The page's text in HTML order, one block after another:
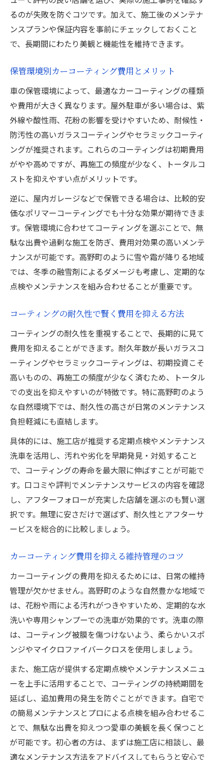
るのが失敗を防ぐコツです。加えて、施工後のメンテナ
ンスプランや保証内容を事前にチェックしておくこと
で、長期間にわたり美観と機能性を維持できます。
保管環境別カーコーティング費用とメリット
車の保管環境によって、最適なカーコーティングの種類
や費用が大きく異なります。屋外駐車が多い場合は、紫
外線や酸性雨、花粉の影響を受けやすいため、耐候性・
防汚性の高いガラスコーティングやセラミックコーティ
ングが推奨されます。これらのコーティングは初期費用
がやや高めですが、再施工の頻度が少なく、トータルコ
ストを抑えやすい点がメリットです。
逆に、屋内ガレージなどで保管できる場合は、比較的安
価なポリマーコーティングでも十分な効果が期待できま
す。保管環境に合わせてコーティングを選ぶことで、無
駄な出費や過剰な施工を防ぎ、費用対効果の高いメンテ
ナンスが可能です。高野町のように雪や霜が降りる地域
では、冬季の融雪剤によるダメージも考慮し、定期的な
点検やメンテナンスを組み合わせることが重要です。
コーティングの耐久性で賢く費用を抑える方法
コーティングの耐久性を重視することで、長期的に見て
費用を抑えることができます。耐久年数が長いガラスコ
ーティングやセラミックコーティングは、初期投資こそ
高いものの、再施工の頻度が少なく済むため、トータル
での支出を抑えやすいのが特徴です。特に高野町のよう
な自然環境下では、耐久性の高さが日常のメンテナンス
負担軽減にも直結します。
具体的には、施工店が推奨する定期点検やメンテナンス
洗車を活用し、汚れや劣化を早期発見・対処すること
で、コーティングの寿命を最大限に伸ばすことが可能で
す。口コミや評判でメンテナンスサービスの内容を確認
し、アフターフォローが充実した店舗を選ぶのも賢い選
択です。無理に安さだけで選ばず、耐久性とアフターサ
ービスを総合的に比較しましょう。
カーコーティング費用を抑える維持管理のコツ
カーコーティングの費用を抑えるためには、日常の維持
管理が欠かせません。高野町のような自然豊かな地域で
は、花粉や雨による汚れがつきやすいため、定期的な水
洗いや専用シャンプーでの洗車が効果的です。洗車の際
は、コーティング被膜を傷つけないよう、柔らかいスポ
ンジやマイクロファイバークロスを使用しましょう。
また、施工店が提供する定期点検やメンテナンスメニュ
ーを上手に活用することで、コーティングの持続期間を
延ばし、追加費用の発生を防ぐことができます。自宅で
の簡易メンテナンスとプロによる点検を組み合わせるこ
とで、無駄な出費を抑えつつ愛車の美観を長く保つこと
が可能です。初心者の方は、まずは施工店に相談し、最
適なメンテナンス方法をアドバイスしてもらうと安心で